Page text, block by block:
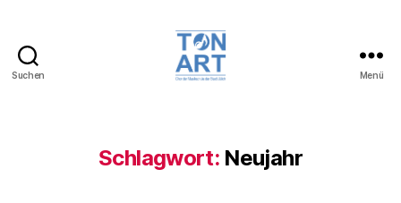
Suchen
Musikschule
der
Menü
Schlagwort: Neujahr